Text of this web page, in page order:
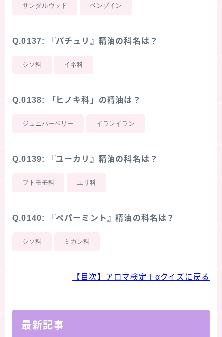
サンダルウッド ベンゾイン
Q.0137: 『パチュリ』精油の科名は？
シソ科 イネ科
Q.0138: 「ヒノキ科」の精油は？
ジュニパーベリー イランイラン
Q.0139: 『ユーカリ』精油の科名は？
フトモモ科 ユリ科
Q.0140: 『ペパーミント』精油の科名は？
シソ科 ミカン科
【目次】アロマ検定＋αクイズに戻る
最新記事